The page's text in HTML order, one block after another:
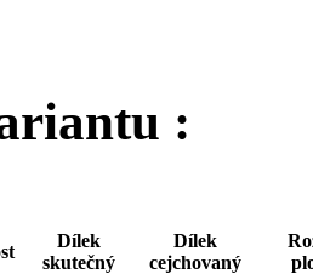
:
Dílek
skutečný
Dílek
cejchovaný